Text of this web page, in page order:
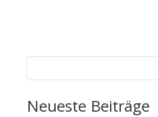
Neueste Beiträge